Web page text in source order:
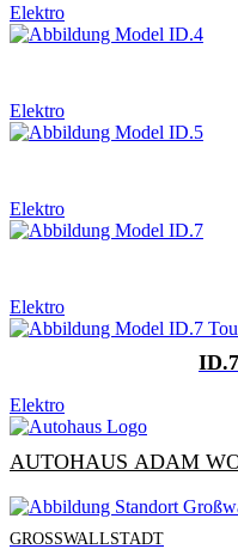
Elektro
Elektro
Elektro
Elektro
Elektro
AUTOHAUS ADAM
GROSSWALLSTADT